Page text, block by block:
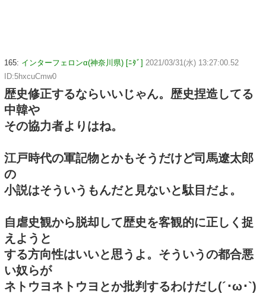
165: インターフェロンα(神奈川県) [ﾆﾀﾞ] 2021/03/31(水) 13:27:00.52
ID:5hxcuCmw0
歴史修正するならいいじゃん。歴史捏造してる
中韓や
その協力者よりはね。
江戸時代の軍記物とかもそうだけど司馬遼太郎
の
小説はそういうもんだと見ないと駄目だよ。
自虐史観から脱却して歴史を客観的に正しく捉
えようと
する方向性はいいと思うよ。そういうの都合悪
い奴らが
ネトウヨネトウヨとか批判するわけだし(´･ω･`)